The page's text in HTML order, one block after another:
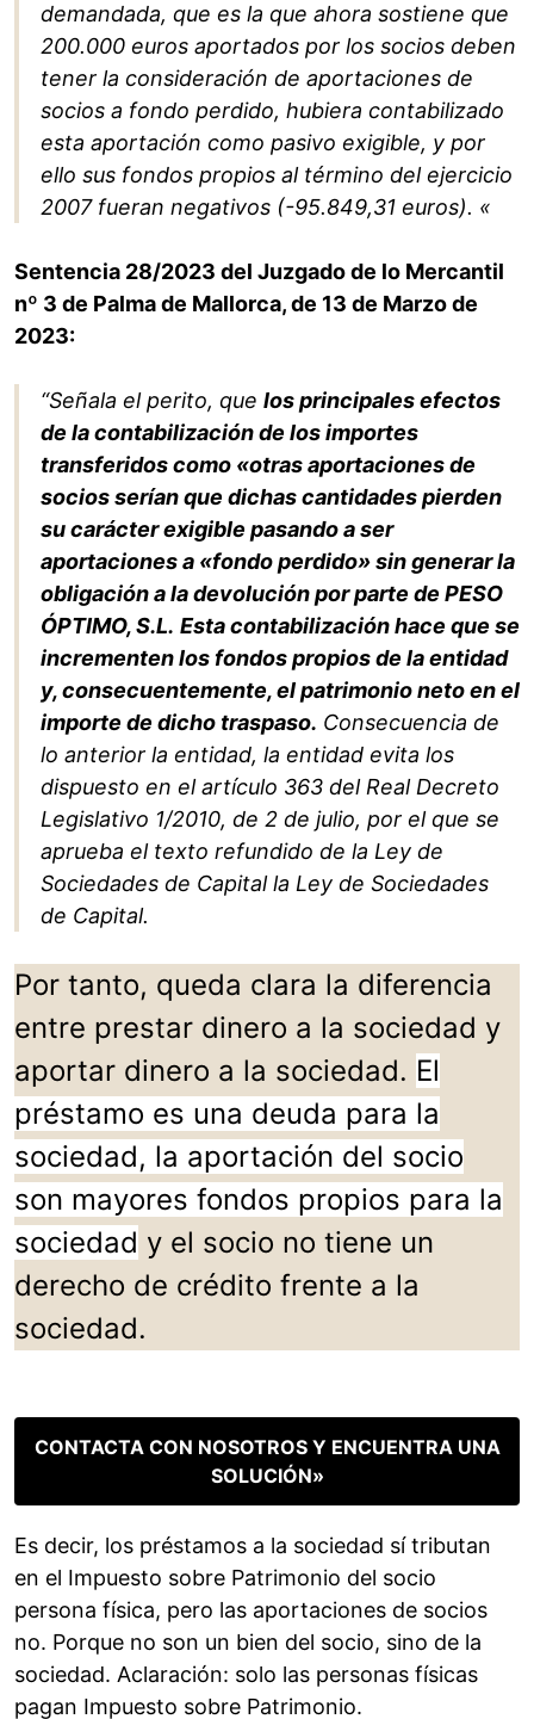
demandada, que es la que ahora sostiene que
200.000 euros aportados por los socios deben
tener la consideración de aportaciones de
socios a fondo perdido, hubiera contabilizado
esta aportación como pasivo exigible, y por
ello sus fondos propios al término del ejercicio
2007 fueran negativos (-95.849,31 euros). «
Sentencia 28/2023 del Juzgado de lo Mercantil
nº 3 de Palma de Mallorca, de 13 de Marzo de
2023:
“Señala el perito, que los principales efectos
de la contabilización de los importes
transferidos como «otras aportaciones de
socios serían que dichas cantidades pierden
su carácter exigible pasando a ser
aportaciones a «fondo perdido» sin generar la
obligación a la devolución por parte de PESO
ÓPTIMO, S.L. Esta contabilización hace que se
incrementen los fondos propios de la entidad
y, consecuentemente, el patrimonio neto en el
importe de dicho traspaso. Consecuencia de
lo anterior la entidad, la entidad evita los
dispuesto en el artículo 363 del Real Decreto
Legislativo 1/2010, de 2 de julio, por el que se
aprueba el texto refundido de la Ley de
Sociedades de Capital la Ley de Sociedades
de Capital.
Por tanto, queda clara la diferencia
entre prestar dinero a la sociedad y
aportar dinero a la sociedad. El
préstamo es una deuda para la
sociedad, la aportación del socio
son mayores fondos propios para la
sociedad y el socio no tiene un
derecho de crédito frente a la
sociedad.
CONTACTA CON NOSOTROS Y ENCUENTRA UNA
SOLUCIÓN»
Es decir, los préstamos a la sociedad sí tributan
en el Impuesto sobre Patrimonio del socio
persona física, pero las aportaciones de socios
no. Porque no son un bien del socio, sino de la
sociedad. Aclaración: solo las personas físicas
pagan Impuesto sobre Patrimonio.